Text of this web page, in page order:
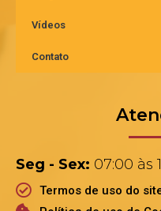
Vídeos
Contato
Seg - Sex: 07:00 às
Termos de uso do